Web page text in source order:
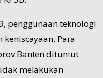
penggunaan teknologi
Para
Banten dituntut
melakukan